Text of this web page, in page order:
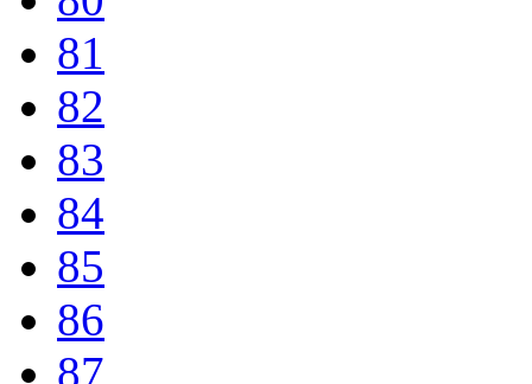
81
82
83
84
85
86
87